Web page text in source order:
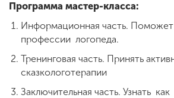
Приемная
+7 (831) 262-26-20
Программа мастер-класса:
Информационная часть.
профессии логопеда.
Тренинговая часть. Принять
сказкологотерапии
Заключительная часть. Узнать как